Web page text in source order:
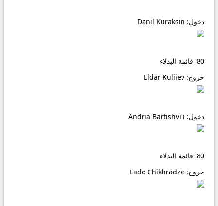
دخول:
80' قائمة البدلاء
خروج:
دخول:
80' قائمة البدلاء
خروج: